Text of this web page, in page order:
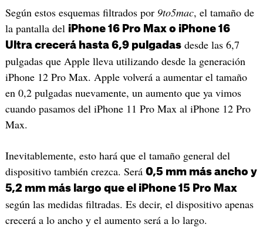
Según estos esquemas filtrados por 9to5mac, el tamaño de
la pantalla del iPhone 16 Pro Max o iPhone 16
Ultra crecerá hasta 6,9 pulgadasdesde las 6,7
pulgadas que Apple lleva utilizando desde la generación
iPhone 12 Pro Max. Apple volverá a aumentar el tamaño
en 0,2 pulgadas nuevamente, un aumento que ya vimos
cuando pasamos del iPhone 11 Pro Max al iPhone 12 Pro
Max.
Inevitablemente, esto hará que el tamaño general del
dispositivo también crezca. Será 0,5 mm más ancho y
5,2 mm más largo que el iPhone 15 Pro Max
según las medidas filtradas. Es decir, el dispositivo apenas
crecerá a lo ancho y el aumento será a lo largo.